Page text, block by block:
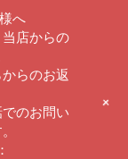
へ
店からの
らのお返
のお問い
+